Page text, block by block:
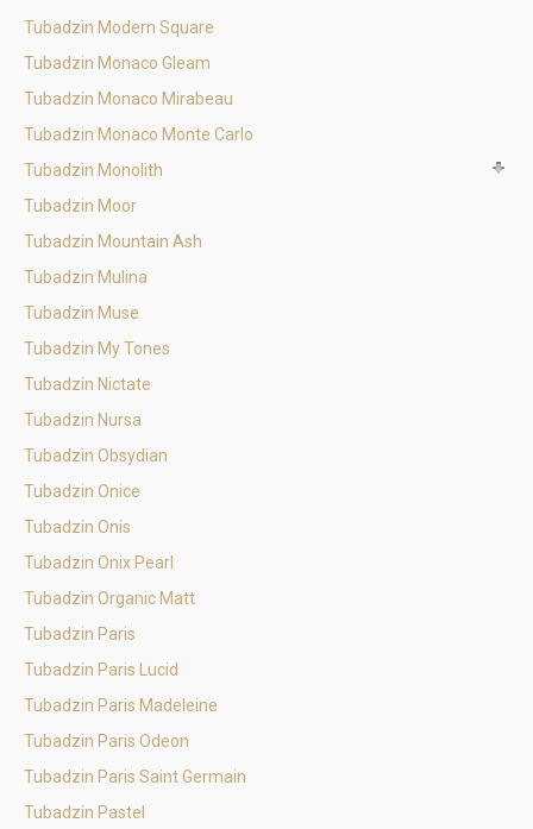
Tubadzin Modern Square
Tubadzin Monaco Gleam
Tubadzin Monaco Mirabeau
Tubadzin Monaco Monte Carlo
Tubadzin Monolith
Tubadzin Moor
Tubadzin Mountain Ash
Tubadzin Mulina
Tubadzin Muse
Tubadzin My Tones
Tubadzin Nictate
Tubadzin Nursa
Tubadzin Obsydian
Tubadzin Onice
Tubadzin Onis
Tubadzin Onix Pearl
Tubadzin Organic Matt
Tubadzin Paris
Tubadzin Paris Lucid
Tubadzin Paris Madeleine
Tubadzin Paris Odeon
Tubadzin Paris Saint Germain
Tubadzin Pastel